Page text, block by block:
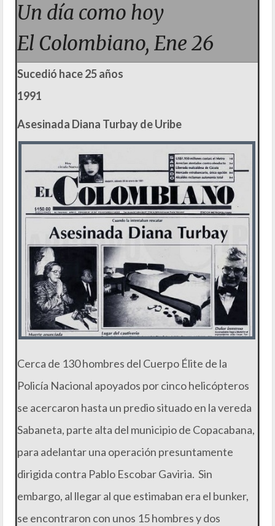
Un día como hoy
El Colombiano, Ene 26
Sucedió hace 25 años
1991
Asesinada Diana Turbay de Uribe
Cerca de 130 hombres del Cuerpo Élite de la
Policía Nacional apoyados por cinco helicópteros
se acercaron hasta un predio situado en la vereda
Sabaneta, parte alta del municipio de Copacabana,
para adelantar una operación presuntamente
dirigida contra Pablo Escobar Gaviria. Sin
embargo, al llegar al que estimaban era el bunker,
se encontraron con unos 15 hombres y dos